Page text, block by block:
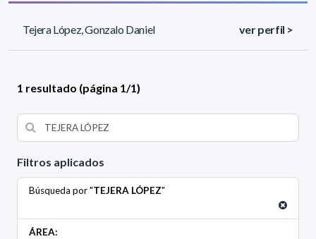
Filtros aplicados
Búsqueda por "TEJERA LÓPEZ"
ÁREA:
Tejera López, Gonzalo Daniel ver perfil >
1 resultado (página 1/1)